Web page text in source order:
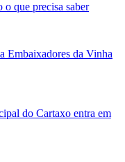
o que precisa saber
Embaixadores da Vinha
do Cartaxo entra em